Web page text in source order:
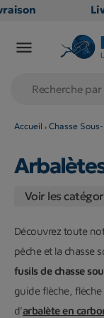
en
79€
long
: non

Accueil Chasse
Voir les
Découvrez toute
pêche et la chasse
fusils de chasse
guide flèche,
d’arbalète en